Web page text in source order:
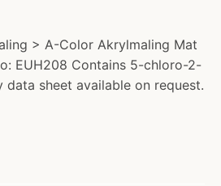
> A-Color Akrylmaling Mat
EUH208 Contains 5-chloro-2-
sheet available on request.